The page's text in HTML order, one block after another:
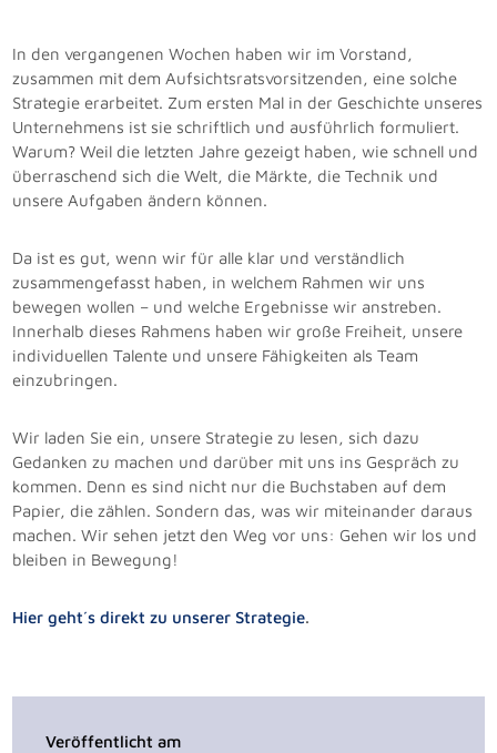
In den vergangenen Wochen haben wir im Vorstand,
zusammen mit dem Aufsichtsratsvorsitzenden, eine solche
Strategie erarbeitet. Zum ersten Mal in der Geschichte unseres
Unternehmens ist sie schriftlich und ausführlich formuliert.
Warum? Weil die letzten Jahre gezeigt haben, wie schnell und
überraschend sich die Welt, die Märkte, die Technik und
unsere Aufgaben ändern können.
Da ist es gut, wenn wir für alle klar und verständlich
zusammengefasst haben, in welchem Rahmen wir uns
bewegen wollen – und welche Ergebnisse wir anstreben.
Innerhalb dieses Rahmens haben wir große Freiheit, unsere
individuellen Talente und unsere Fähigkeiten als Team
einzubringen.
Wir laden Sie ein, unsere Strategie zu lesen, sich dazu
Gedanken zu machen und darüber mit uns ins Gespräch zu
kommen. Denn es sind nicht nur die Buchstaben auf dem
Papier, die zählen. Sondern das, was wir miteinander daraus
machen. Wir sehen jetzt den Weg vor uns: Gehen wir los und
bleiben in Bewegung!
Hier geht´s direkt zu unserer Strategie.
Veröffentlicht am